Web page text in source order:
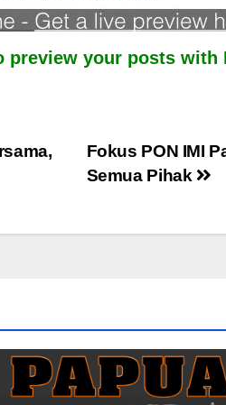
preview your posts with
Fokus PON IMI
Semua Pihak